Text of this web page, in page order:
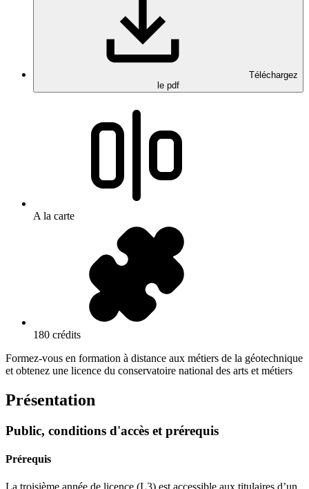
Téléchargez
le pdf
A la carte
180 crédits
Formez-vous en formation à distance aux métiers de la géotechnique
et obtenez une licence du conservatoire national des arts et métiers
Présentation
Public, conditions d'accès et prérequis
Prérequis
La troisième année de licence (L3) est accessible aux titulaires d’un